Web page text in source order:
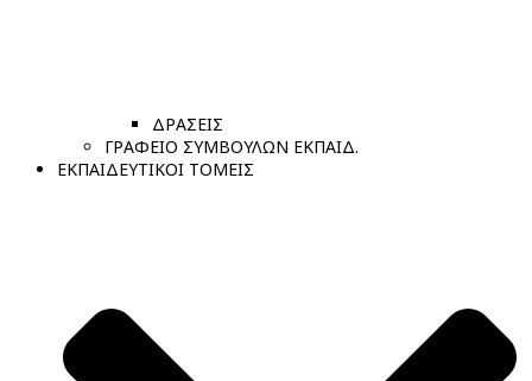
ΔΡΑΣΕΙΣ
ΓΡΑΦΕΙΟ ΣΥΜΒΟΥΛΩΝ ΕΚΠΑΙΔ.
ΕΚΠΑΙΔΕΥΤΙΚΟΙ ΤΟΜΕΙΣ